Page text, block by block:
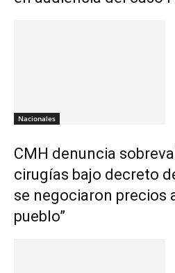
Nacionales
CMH denuncia
cirugías bajo decreto
se negociaron precios
pueblo”